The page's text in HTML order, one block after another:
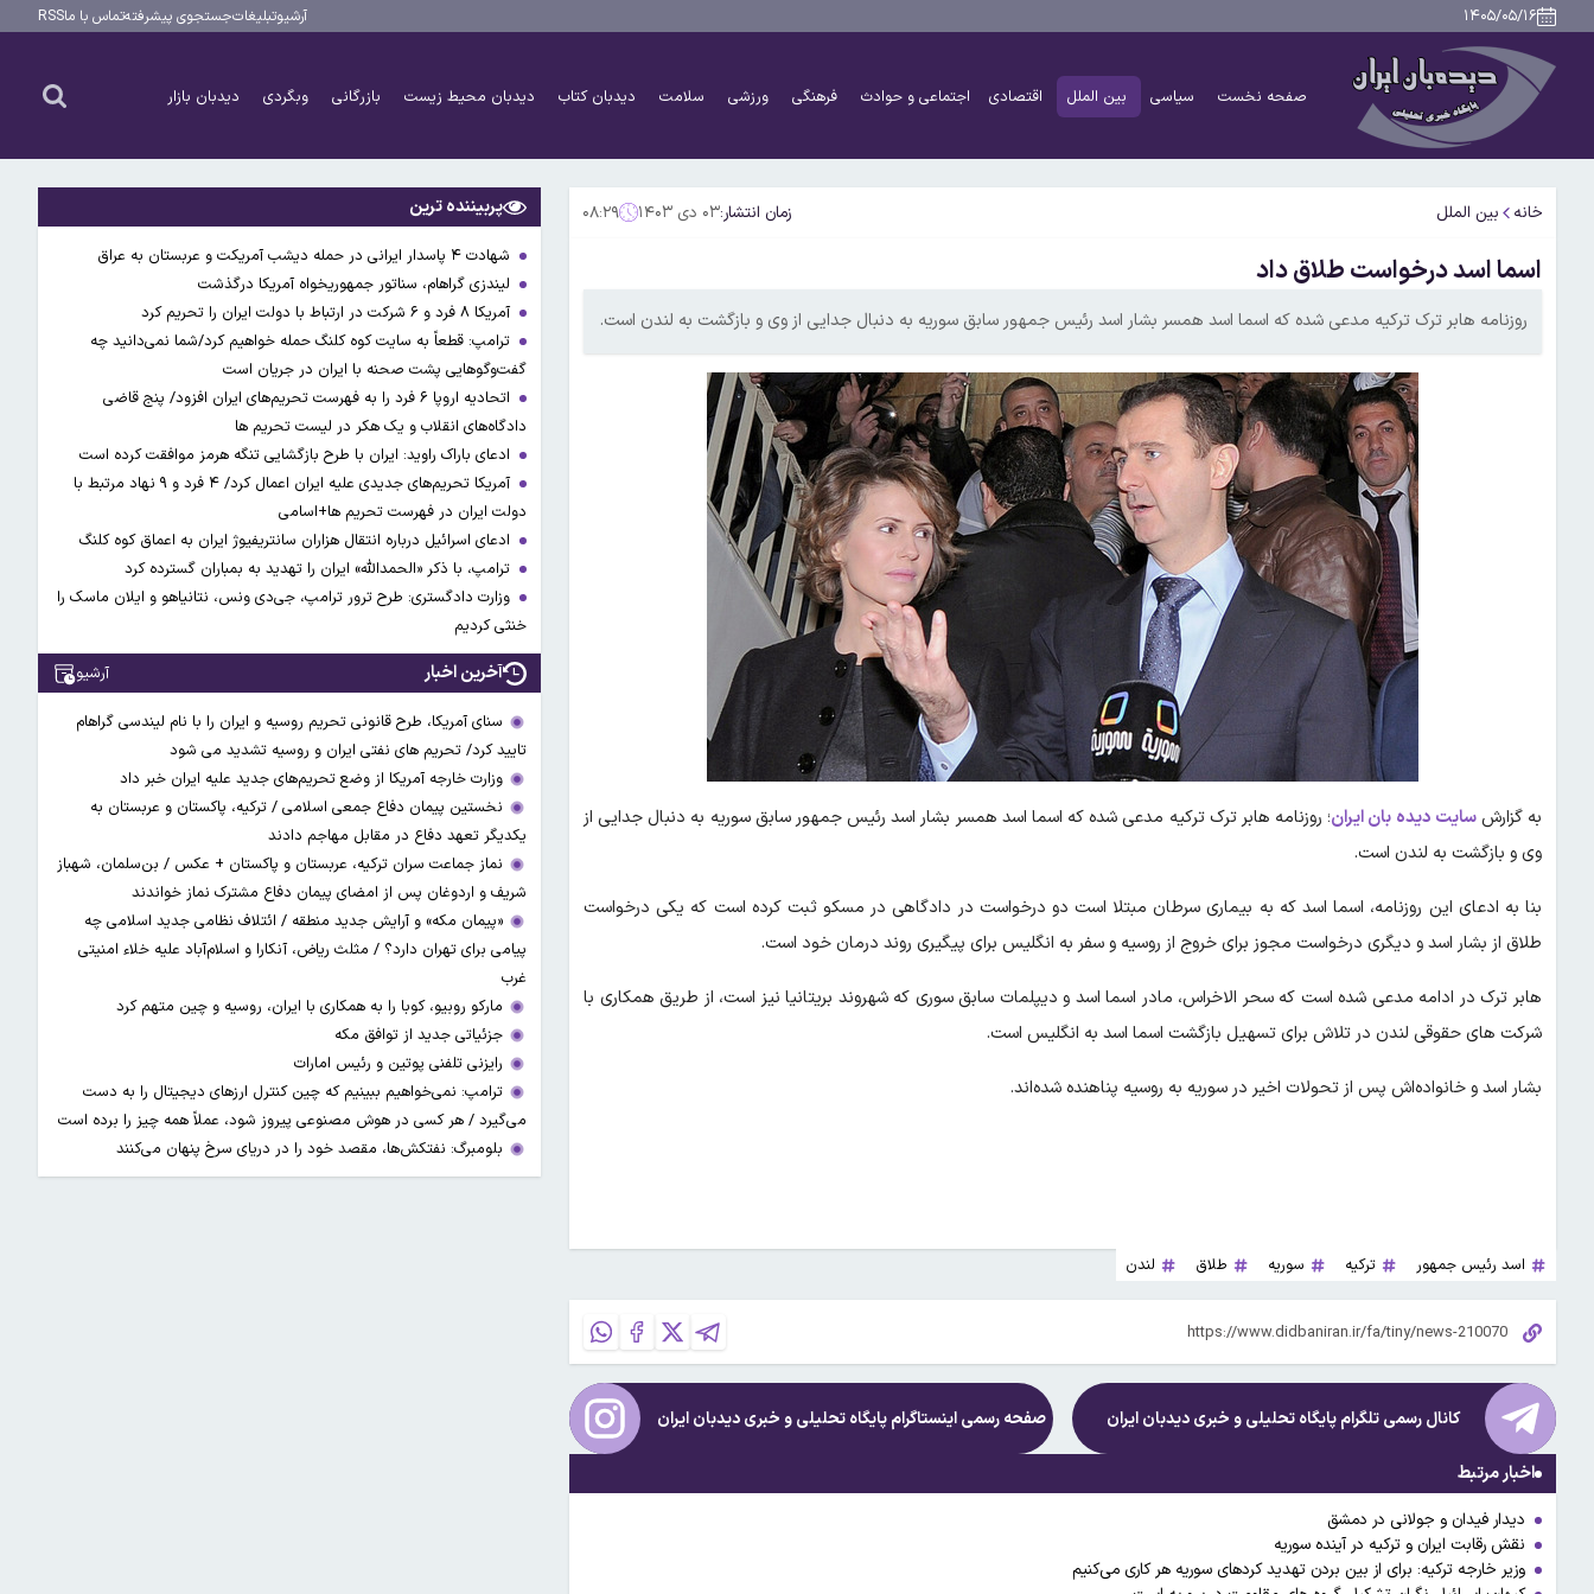
۱۴۰۵/۰۵/۱۶ آرشیوتبلیغاتجستجوی پیشرفتهتماس با ماRSS
صفحه نخست سیاسی بین الملل اقتصادی اجتماعی و حوادث فرهنگی ورزشی سلامت دیدبان کتاب دیدبان محیط زیست بازرگانی وبگردی دیدبان بازار
خانه بین الملل زمان انتشار:۰۳ دی ۱۴۰۳ ۰۸:۲۹
اسما اسد درخواست طلاق داد
روزنامه هابر ترک ترکیه مدعی شده که اسما اسد همسر بشار اسد رئیس جمهور سابق سوریه به دنبال جدایی از وی و بازگشت به لندن است.
به گزارشسایت دیده بان ایران؛ روزنامه هابر ترک ترکیه مدعی شده که اسما اسد همسر بشار اسد رئیس جمهور سابق سوریه به دنبال جدایی از
وی و بازگشت به لندن است.
بنا به ادعای این روزنامه، اسما اسد که به بیماری سرطان مبتلا است دو درخواست در دادگاهی در مسکو ثبت کرده است که یکی درخواست
طلاق از بشار اسد و دیگری درخواست مجوز برای خروج از روسیه و سفر به انگلیس برای پیگیری روند درمان خود است.
هابر ترک در ادامه مدعی شده است که سحر الاخراس، مادر اسما اسد و دیپلمات سابق سوری که شهروند بریتانیا نیز است، از طریق همکاری با
شرکت‌ های حقوقی لندن در تلاش برای تسهیل بازگشت اسما اسد به انگلیس است.
بشار اسد و خانواده‌اش پس از تحولات اخیر در سوریه به روسیه پناهنده شده‌اند.
اسد رئیس جمهور ترکیه سوریه طلاق لندن
کانال رسمی تلگرام پایگاه تحلیلی و خبریدیدبان ایران صفحه رسمی اینستاگرام پایگاه تحلیلی و خبریدیدبان ایران
اخبار مرتبط
دیدار فیدان و جولانی در دمشق
نقش رقابت ایران و ترکیه در آینده سوریه
وزیر خارجه ترکیه: برای از بین بردن تهدید کردهای سوریه هر کاری می‌کنیم
پربیننده ترین
شهادت ۴ پاسدار ایرانی در حمله دیشب آمریکت و عربستان به عراق
لیندزی گراهام، سناتور جمهوریخواه آمریکا درگذشت
آمریکا ۸ فرد و ۶ شرکت در ارتباط با دولت ایران را تحریم کرد
ترامپ: قطعاً به سایت کوه کلنگ حمله خواهیم کرد/شما نمی‌دانید چه
گفت‌وگوهایی پشت صحنه با ایران در جریان است
اتحادیه اروپا ۶ فرد را به فهرست تحریم‌های ایران افزود/ پنج قاضی
دادگاه‌های انقلاب و یک هکر در لیست تحریم ها
ادعای باراک راوید: ایران با طرح بازگشایی تنگه هرمز موافقت کرده است
آمریکا تحریم‌های جدیدی علیه ایران اعمال کرد/ ۴ فرد و ۹ نهاد مرتبط با
دولت ایران در فهرست تحریم ها+اسامی
ادعای اسرائیل درباره انتقال هزاران سانتریفیوژ ایران به اعماق کوه کلنگ
ترامپ، با ذکر «الحمدالله» ایران را تهدید به بمباران گسترده کرد
وزارت دادگستری: طرح ترور ترامپ، جی‌دی ونس، نتانیاهو و ایلان ماسک را
خنثی کردیم
آخرین اخبار آرشیو
سنای آمریکا، طرح قانونی تحریم روسیه و ایران را با نام لیندسی گراهام
تایید کرد/ تحریم های نفتی ایران و روسیه تشدید می شود
وزارت خارجه آمریکا از وضع تحریم‌های جدید علیه ایران خبر داد
نخستین پیمان دفاع جمعی اسلامی / ترکیه، پاکستان و عربستان به
یکدیگر تعهد دفاع در مقابل مهاجم دادند
نماز جماعت سران ترکیه، عربستان و پاکستان + عکس / بن‌سلمان، شهباز
شریف و اردوغان پس از امضای پیمان دفاع مشترک نماز خواندند
«پیمان مکه» و آرایش جدید منطقه / ائتلاف نظامی جدید اسلامی چه
پیامی برای تهران دارد؟ / مثلث ریاض، آنکارا و اسلام‌آباد علیه خلاء امنیتی
غرب
مارکو روبیو، کوبا را به همکاری با ایران، روسیه و چین متهم کرد
جزئیاتی جدید از توافق مکه
رایزنی تلفنی پوتین و رئیس امارات
ترامپ: نمی‌خواهیم ببینیم که چین کنترل ارز‌های دیجیتال را به دست
می‌گیرد / هر کسی در هوش مصنوعی پیروز شود، عملاً همه چیز را برده است
بلومبرگ: نفتکش‌ها، مقصد خود را در دریای سرخ پنهان می‌کنند